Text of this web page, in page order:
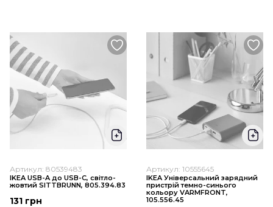
Артикул: 80539483
IKEA USB-A до USB-C, світло-
жовтий SITTBRUNN, 805.394.83
131 грн
Артикул: 10555645
IKEA Універсальний зарядний
пристрій темно-синього
кольору VARMFRONT,
105.556.45